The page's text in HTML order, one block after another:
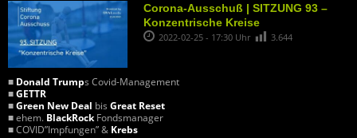
Corona-Ausschuß | SITZUNG 93 –
Konzentrische Kreise
2022-02-25 - 17:30 Uhr 3.644
■ Donald Trumps Covid-Management
■GETTR
■Green New Deal bis Great Reset
■ ehem. BlackRockFondsmanager
■ COVID”Impfungen” & Krebs